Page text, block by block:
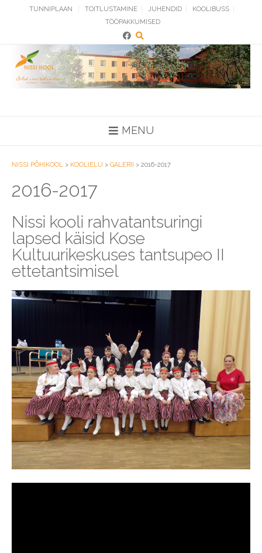
TUNNIPLAAN TOITLUSTAMINE JUHENDID
KOOLIBUSS
TÖÖPAKKUMISED
MENU
NISSI PÕHIKOOL > KOOLIELU > GALERII > 2016-2017
2016-2017
Nissi kooli rahvatantsuringi
lapsed käisid Kose
Kultuurikeskuses tantsupeo II
ettetantsimisel